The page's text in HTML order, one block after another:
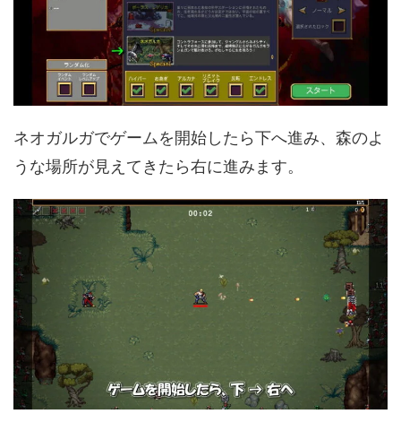
ネオガルガでゲームを開始したら下へ進み、森のよ
うな場所が見えてきたら右に進みます。